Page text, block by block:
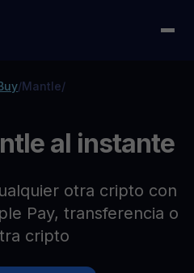
/Mantle/
al instante
otra cripto con
Pay, transferencia o
cripto